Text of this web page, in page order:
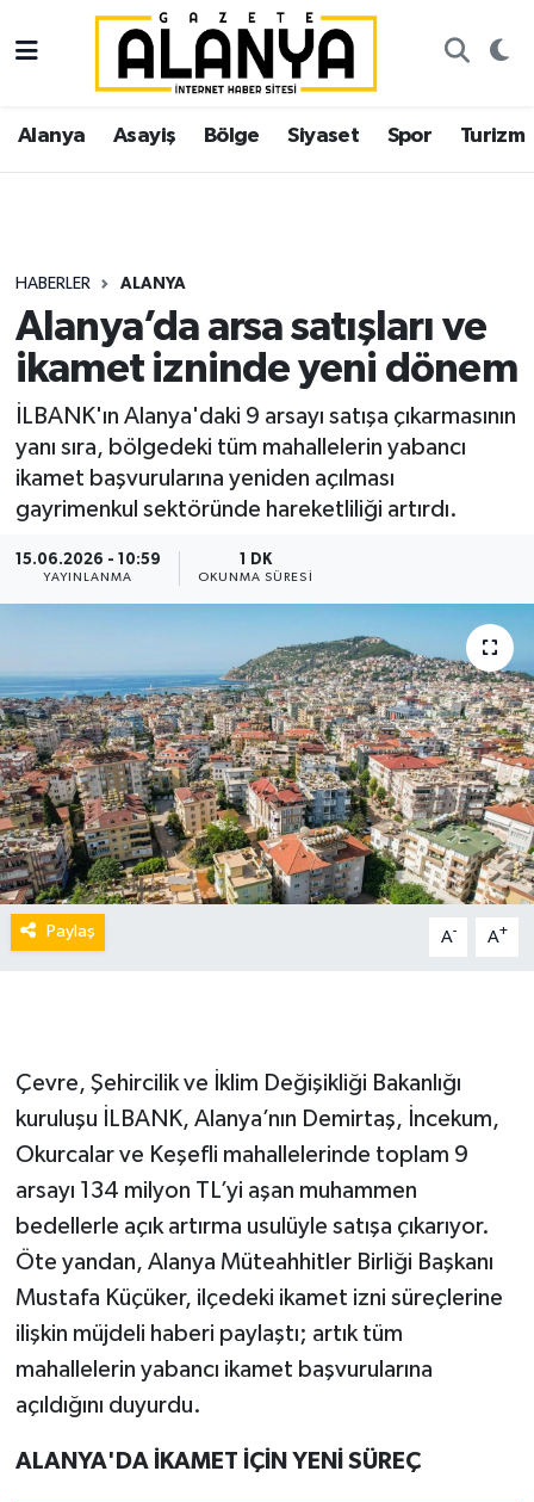
Alanya Asayiş Bölge Siyaset Spor Turizm
HABERLER ALANYA
Alanya’da arsa satışları ve
ikamet izninde yeni dönem
İLBANK'ın Alanya'daki 9 arsayı satışa çıkarmasının
yanı sıra, bölgedeki tüm mahallelerin yabancı
ikamet başvurularına yeniden açılması
gayrimenkul sektöründe hareketliliği artırdı.
15.06.2026 - 10:59
YAYINLANMA
1 DK
OKUNMA SÜRESI
Paylaş A- A+
Çevre, Şehircilik ve İklim Değişikliği Bakanlığı
kuruluşu İLBANK, Alanya’nın Demirtaş, İncekum,
Okurcalar ve Keşefli mahallelerinde toplam 9
arsayı 134 milyon TL’yi aşan muhammen
bedellerle açık artırma usulüyle satışa çıkarıyor.
Öte yandan, Alanya Müteahhitler Birliği Başkanı
Mustafa Küçüker, ilçedeki ikamet izni süreçlerine
ilişkin müjdeli haberi paylaştı; artık tüm
mahallelerin yabancı ikamet başvurularına
açıldığını duyurdu.
ALANYA'DA İKAMET İÇİN YENİ SÜREÇ
Alanya
Asayiş
Siyaset
Spor
Ekonomi
Gazipaşa
İstanbul Nöbetçi Eczaneler
İstanbul Hava Durumu
Süper Lig Puan Durumu ve Fikstür
Tüm Manşetler
Haber Arşivi